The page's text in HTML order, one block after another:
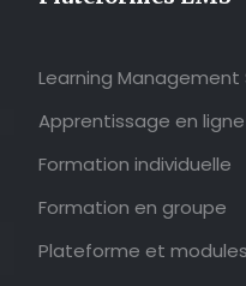
Learning Management
Apprentissage en ligne
Formation individuelle
Formation en groupe
Plateforme et modules